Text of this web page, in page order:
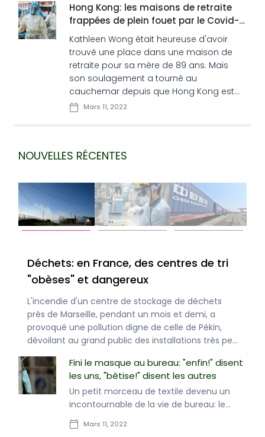
Hong Kong: les maisons de retraite
frappées de plein fouet par le Covid-
19
Kathleen Wong était heureuse d'avoir
trouvé une place dans une maison de
retraite pour sa mère de 89 ans. Mais
son soulagement a tourné au
cauchemar depuis que Hong Kong est
submergé par une vague de Covid qui
Mars 11, 2022
NOUVELLES RÉCENTES
de tri
très peu
La centrale nucléaire dévastée de
Fukushima, un chantier herculéen
Onze ans après l'accident à la centrale nucléaire
japonaise de Fukushima Daiichi frappée par un
tsunami, environ 4.000 personnes travaillent
toujours quotidiennement à des opérations
complexes de nettoyage et de démantèlement
prévues sur des décennies.
Fini le masque au bureau: "enfin!" disent
les uns, "bêtise!" disent les autres
Un petit morceau de textile devenu un
incontournable de la vie de bureau: le
masque ne sera officiellement plus
obligatoire en entreprise lundi, un
Mars 11, 2022